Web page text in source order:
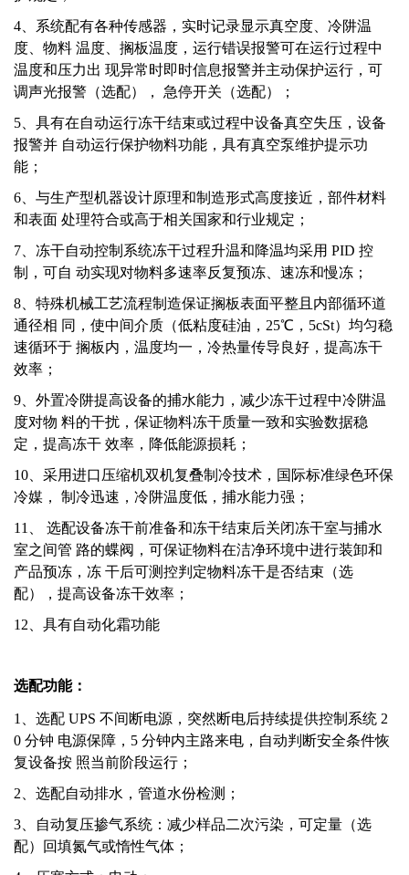
4、系统配有各种传感器，实时记录显示真空度、冷阱温
度、物料 温度、搁板温度，运行错误报警可在运行过程中
温度和压力出 现异常时即时信息报警并主动保护运行，可
调声光报警（选配）， 急停开关（选配）；
5、具有在自动运行冻干结束或过程中设备真空失压，设备
报警并 自动运行保护物料功能，具有真空泵维护提示功
能；
6、与生产型机器设计原理和制造形式高度接近，部件材料
和表面 处理符合或高于相关国家和行业规定；
7、冻干自动控制系统冻干过程升温和降温均采用 PID 控
制，可自 动实现对物料多速率反复预冻、速冻和慢冻；
8、特殊机械工艺流程制造保证搁板表面平整且内部循环道
通径相 同，使中间介质（低粘度硅油，25℃，5cSt）均匀稳
速循环于 搁板内，温度均一，冷热量传导良好，提高冻干
效率；
9、外置冷阱提高设备的捕水能力，减少冻干过程中冷阱温
度对物 料的干扰，保证物料冻干质量一致和实验数据稳
定，提高冻干 效率，降低能源损耗；
10、采用进口压缩机双机复叠制冷技术，国际标准绿色环保
冷媒， 制冷迅速，冷阱温度低，捕水能力强；
11、 选配设备冻干前准备和冻干结束后关闭冻干室与捕水
室之间管 路的蝶阀，可保证物料在洁净环境中进行装卸和
产品预冻，冻 干后可测控判定物料冻干是否结束（选
配），提高设备冻干效率；
12、具有自动化霜功能
选配功能：
1、选配 UPS 不间断电源，突然断电后持续提供控制系统 2
0 分钟 电源保障，5 分钟内主路来电，自动判断安全条件恢
复设备按 照当前阶段运行；
2、选配自动排水，管道水份检测；
3、自动复压掺气系统：减少样品二次污染，可定量（选
配）回填氮气或惰性气体；